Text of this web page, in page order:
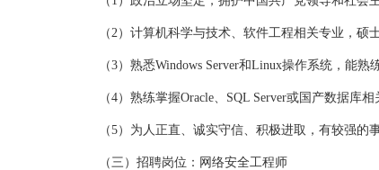
（2）计算机科学与技术、软件工程相关专业，硕士
（3）熟悉Windows Server和Linux操作系统，能熟
（4）熟练掌握Oracle、SQL Server或国产数据库相
（5）为人正直、诚实守信、积极进取，有较强的事
（三）招聘岗位：网络安全工程师